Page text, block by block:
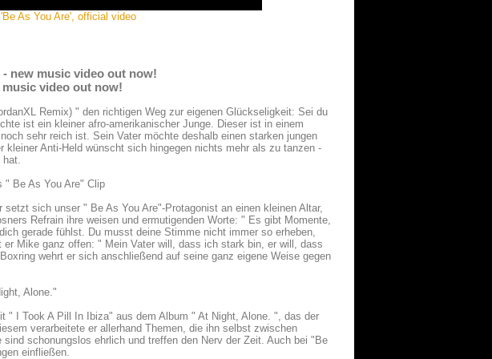
As You Are', official video
- new music video out now!
music video out now!
Remix) " den richtigen Weg zur eigenen Glückseligkeit: Sei du
ist ein kleiner afro-amerikanischer Junge. Dieser ist in einem
sehr reich ist. Sein Vater möchte deshalb einen starken jungen
kleiner Anti-Held wünscht sich hingegen nichts mehr als zu tanzen -
hat.
" Be As You Are" Clip
sich unser " Be As You Are"-Protagonist an einen kleinen Altar,
Refrain ihre weisen und ermutigenden Worte: " Es gibt Momente,
gerade fühlst. Du musst deine Stimme nicht immer so erheben,
Mike ganz offen: " Mein Vater will, dass ich stark bin, er will, dass
wehrt er sich anschließend auf seine ganz eigene Weise gegen
Alone."
" I Took A Pill In Ibiza" aus dem Album " At Night, Alone. ", das der
verarbeitete er allerhand Themen, die ihn selbst zwischen
schonungslos ehrlich und treffen den Nerv der Zeit. Auch bei "Be
einfließen.